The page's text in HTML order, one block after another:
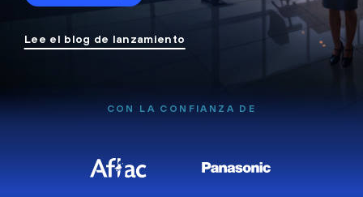
Lee el blog de lanzamiento
CON LA CONFIANZA DE